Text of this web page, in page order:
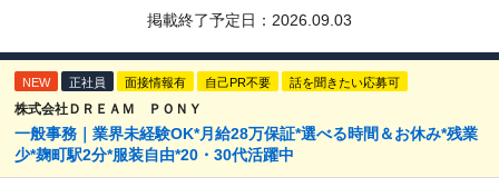
掲載終了予定日： 2026.09.03
NEW 正社員 面接情報有 自己PR不要 話を聞きたい応募可
株式会社ＤＲＥＡＭ ＰＯＮＹ
一般事務｜業界未経験OK*月給28万保証*選べる時間＆お休み*残業
少*麹町駅2分*服装自由*20・30代活躍中